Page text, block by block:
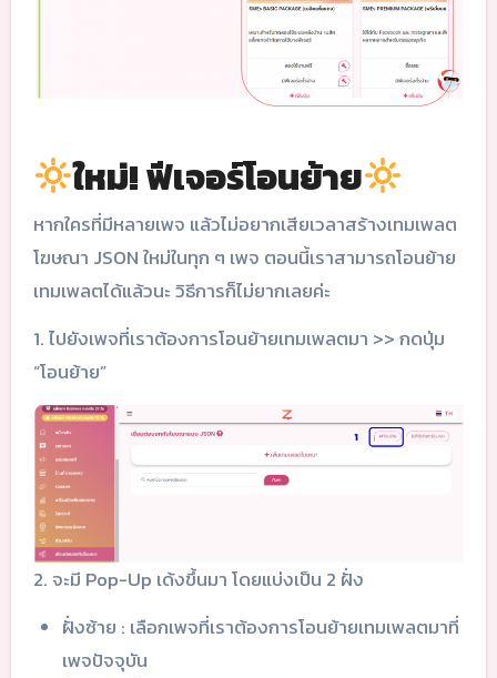
ใหม่! ฟีเจอร์โอนย้าย
หากใครที่มีหลายเพจ แล้วไม่อยากเสียเวลาสร้างเทมเพลต
โฆษณา JSON ใหม่ในทุก ๆ เพจ ตอนนี้เราสามารถโอนย้าย
เทมเพลตได้แล้วนะ วิธีการก็ไม่ยากเลยค่ะ
1. ไปยังเพจที่เราต้องการโอนย้ายเทมเพลตมา >> กดปุ่ม
“โอนย้าย”
2. จะมี Pop-Up เด้งขึ้นมา โดยแบ่งเป็น 2 ฝั่ง
ฝั่งซ้าย : เลือกเพจที่เราต้องการโอนย้ายเทมเพลตมาที่
เพจปัจจุบัน